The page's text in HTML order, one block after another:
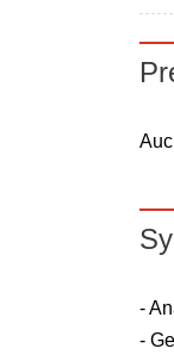
-
-